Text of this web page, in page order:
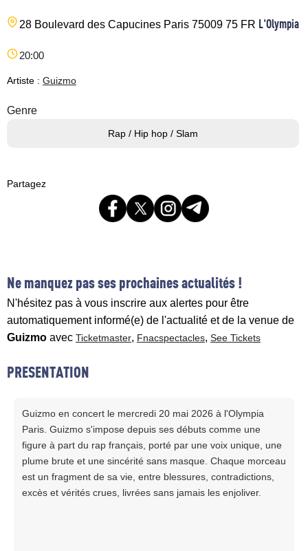
28 Boulevard des Capucines Paris 75009 75 FR L'Olympia
20:00
Artiste : Guizmo
Genre
Rap / Hip hop / Slam
Partagez
Ne manquez pas ses prochaines actualités !
N'hésitez pas à vous inscrire aux alertes pour être
automatiquement informé(e) de l'actualité et de la venue de
Guizmo avec Ticketmaster, Fnacspectacles, See Tickets
PRESENTATION
Guizmo en concert le mercredi 20 mai 2026 à l'Olympia
Paris. Guizmo s'impose depuis ses débuts comme une
figure à part du rap français, porté par une voix unique, une
plume brute et une sincérité sans masque. Chaque morceau
est un fragment de sa vie, entre blessures, contradictions,
excès et vérités crues, livrées sans jamais les enjoliver.